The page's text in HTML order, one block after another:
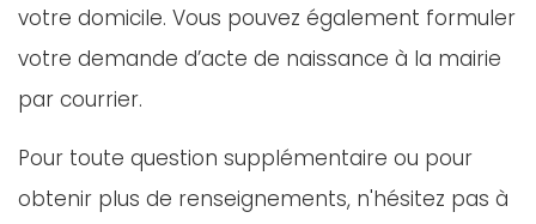
votre domicile. Vous pouvez également formuler
votre demande d’acte de naissance à la mairie
par courrier.
Pour toute question supplémentaire ou pour
obtenir plus de renseignements, n'hésitez pas à